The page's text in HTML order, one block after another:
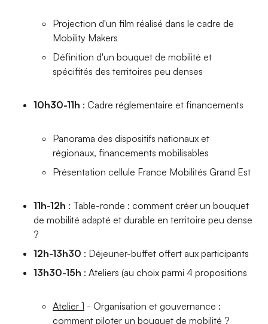
Projection d'un film réalisé dans le cadre de
Mobility Makers
Définition d'un bouquet de mobilité et
spécifités des territoires peu denses
10h30-11h : Cadre réglementaire et financements
Panorama des dispositifs nationaux et
régionaux, financements mobilisables
Présentation cellule France Mobilités Grand Est
11h-12h : Table-ronde : comment créer un bouquet
de mobilité adapté et durable en territoire peu dense
?
12h-13h30 : Déjeuner-buffet offert aux participants
13h30-15h : Ateliers (au choix parmi 4 propositions
Atelier 1 - Organisation et gouvernance :
comment piloter un bouquet de mobilité ?